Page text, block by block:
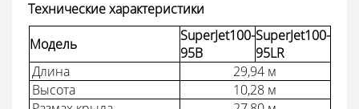
Технические характеристики
Модель
SuperJet100-
95B
SuperJet100-
95LR
Длина
29,94 м
Высота
10,28 м